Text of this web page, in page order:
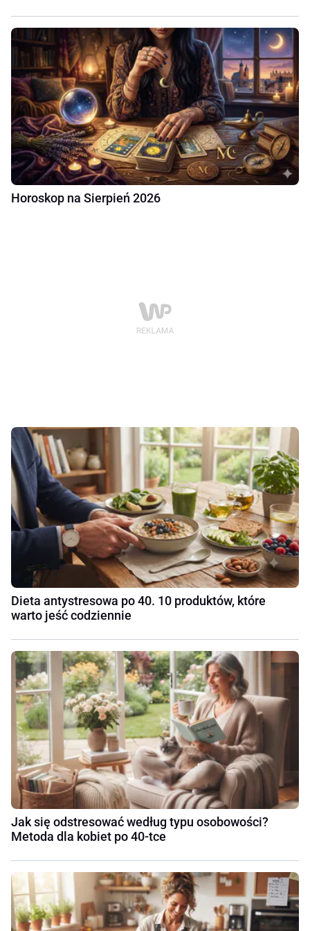
Horoskop na Sierpień 2026
Dieta antystresowa po 40. 10 produktów, które
warto jeść codziennie
Jak się odstresować według typu osobowości?
Metoda dla kobiet po 40-tce